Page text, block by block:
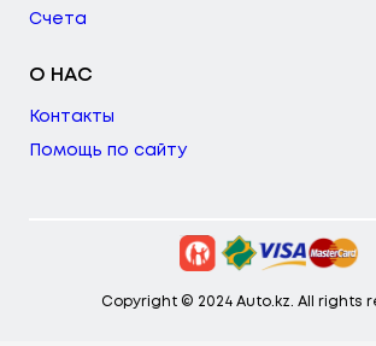
Счета
О НАС
Контакты
Помощь по сайту
Copyright © 2024 Auto.kz. All rights